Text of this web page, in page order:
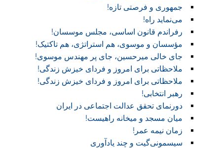
جمهوری و فرصتی تازه!
می‌نماید راه!
رفراندم قانون اساسی، مجلس موسسان!
مؤسسان و موسوی، هم استراتژی، هم تاکتیک!
جای خالی میرحسین، جای پر مهندس موسوی!
ملاحظاتی برای امروز و فردای خیزش زندگی!
ملاحظاتی برای امروز و فردای خیزش زندگی!
رهبر انتخابی!
دورنمای تحقق عدالت اجتماعی در ایران
میان مسجد و میخانه راهیست!‏
زمان نیمه عمر!‏
سیسمونی‌گیت و چند یادآوری